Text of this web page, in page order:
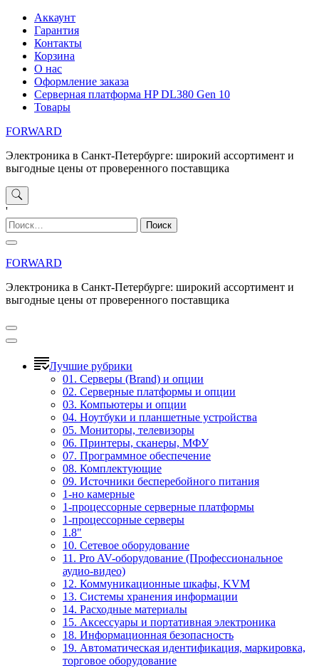
Перейти
содержимому
Аккаунт
Гарантия
Контакты
Корзина
О нас
Оформление заказа
Серверная платформа HP DL380 Gen 10
Товары
FORWARD
Электроника в Санкт-Петербурге: широкий ассортимент и
выгодные цены от проверенного поставщика
'
Найти:
FORWARD
Электроника в Санкт-Петербурге: широкий ассортимент и
выгодные цены от проверенного поставщика
Лучшие рубрики
01. Серверы (Brand) и опции
02. Серверные платформы и опции
03. Компьютеры и опции
04. Ноутбуки и планшетные устройства
05. Мониторы, телевизоры
06. Принтеры, сканеры, МФУ
07. Программное обеспечение
08. Комплектующие
09. Источники бесперебойного питания
1-но камерные
1-процессорные серверные платформы
1-процессорные серверы
1.8"
10. Сетевое оборудование
11. Pro AV-оборудование (Профессиональное
аудио-видео)
12. Коммуникационные шкафы, KVM
13. Системы хранения информации
14. Расходные материалы
15. Аксессуары и портативная электроника
18. Информационная безопасность
19. Автоматическая идентификация, маркировка,
торговое оборудование